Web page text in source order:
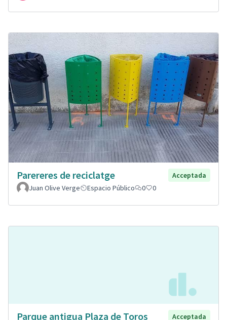
Parereres de reciclatge
Acceptada
Juan Olive Verge
Espacio Público 0 0
Parque antigua Plaza de Toros
Acceptada